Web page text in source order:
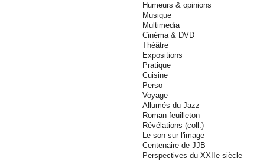
Humeurs & opinions
Musique
Multimedia
Cinéma & DVD
Théâtre
Expositions
Pratique
Cuisine
Perso
Voyage
Allumés du Jazz
Roman-feuilleton
Révélations (coll.)
Le son sur l'image
Centenaire de JJB
Perspectives du XXIIe siècle